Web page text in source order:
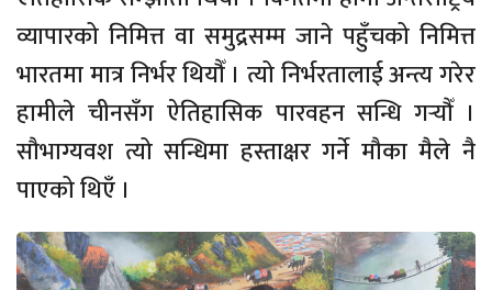
व्यापारको निमित्त वा समुद्रसम्म जाने पहुँचको निमित्त
भारतमा मात्र निर्भर थियौँ । त्यो निर्भरतालाई अन्त्य गरेर
हामीले चीनसँग ऐतिहासिक पारवहन सन्धि गर्‍यौँ ।
सौभाग्यवश त्यो सन्धिमा हस्ताक्षर गर्ने मौका मैले नै
पाएको थिएँ ।